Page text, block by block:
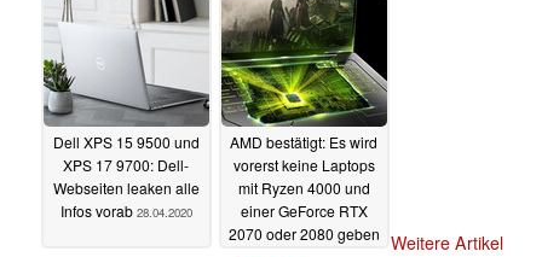
Dell XPS 15 9500 und
XPS 17 9700: Dell-
Webseiten leaken alle
Infos vorab 28.04.2020
AMD bestätigt: Es wird
vorerst keine Laptops
mit Ryzen 4000 und
einer GeForce RTX
2070 oder 2080 geben Weitere Artikel